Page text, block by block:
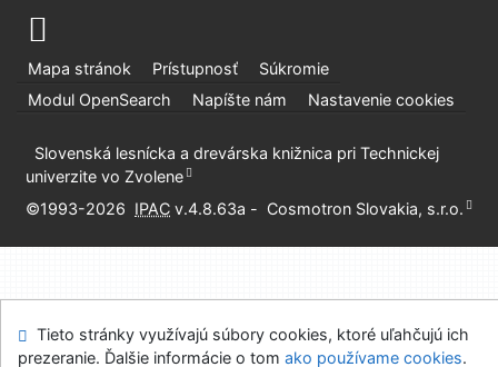
Mapa stránok Prístupnosť
Súkromie
Modul OpenSearch
Napíšte nám Nastavenie cookies
Slovenská lesnícka a drevárska knižnica pri Technickej
univerzite vo Zvolene
©1993-2026 IPAC v.4.8.63a - Cosmotron Slovakia, s.r.o.
Tieto stránky využívajú súbory cookies, ktoré uľahčujú ich
prezeranie. Ďalšie informácie o tom ako používame cookies.